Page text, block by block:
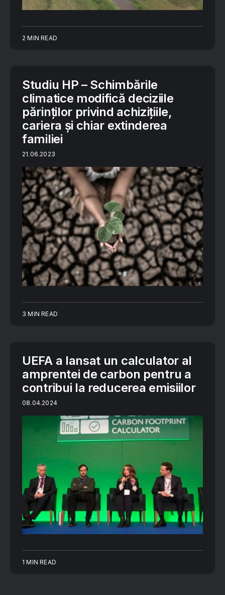
2 MIN READ
Studiu HP – Schimbările
climatice modifică deciziile
părinților privind achizițiile,
cariera și chiar extinderea
familiei
21.06.2023
3 MIN READ
UEFA a lansat un calculator al
amprentei de carbon pentru a
contribui la reducerea emisiilor
08.04.2024
1 MIN READ